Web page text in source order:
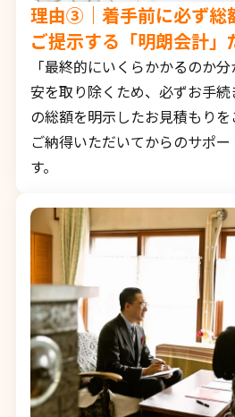
理由③｜着手前に必ず総
ご提示する「明朗会計」
「最終的にいくらかかるのか
安を取り除くため、必ずお手
の総額を明示したお見積もりを
ご納得いただいてからのサポ
す。